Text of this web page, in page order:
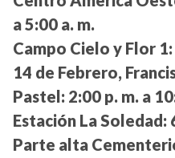
a 5:00 a. m.
Campo Cielo y Flor 1:
14 de Febrero,
Pastel: 2:00 p. m. a
Estación La Soledad:
Parte alta